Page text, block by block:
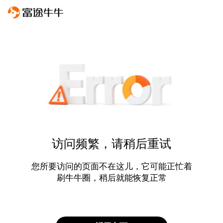
访问频繁，请稍后重试
您所要访问的页面不在这儿，它可能正忙着
刷牛牛圈，稍后就能恢复正常